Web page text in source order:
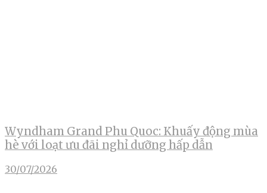
Wyndham Grand Phu Quoc: Khuấy động mùa
hè với loạt ưu đãi nghỉ dưỡng hấp dẫn
30/07/2026